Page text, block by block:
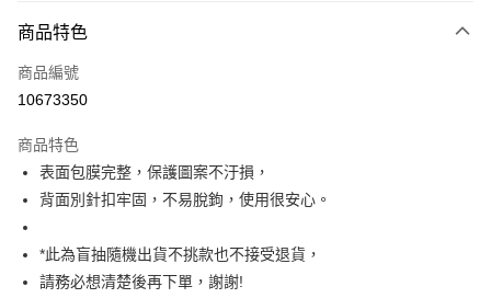
信用卡一次付款
超商取貨付款
Apple Pay
街口支付
悠遊付
AFTEE先享後付
商品特色
商品編號
10673350
商品特色
表面包膜完整，保護圖案不汙損，
背面別針扣牢固，不易脫鉤，使用很安心。
*此為盲抽隨機出貨不挑款也不接受退貨，
請務必想清楚後再下單，謝謝!